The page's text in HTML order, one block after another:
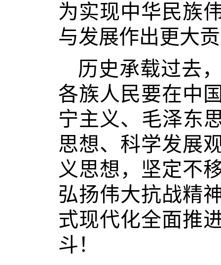
为实现中华民族
与发展作出更大
历史承载过去
各族人民要在中
宁主义、毛泽东
思想、科学发展
义思想，坚定不
弘扬伟大抗战精
式现代化全面推
斗！